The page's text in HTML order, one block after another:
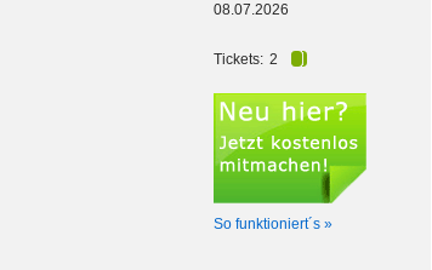
08.07.2026
Tickets: 2
So funktioniert´s »